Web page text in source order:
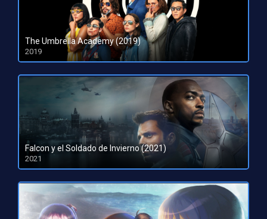
The Umbrella Academy (2019)
2019
Falcon y el Soldado de Invierno (2021)
2021